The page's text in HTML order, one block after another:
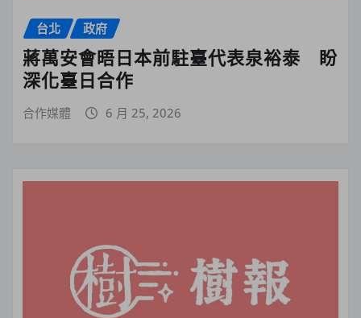
台北 政府
蔣萬安會晤日本前駐臺代表泉裕泰 盼
深化臺日合作
合作媒體 6 月 25, 2026